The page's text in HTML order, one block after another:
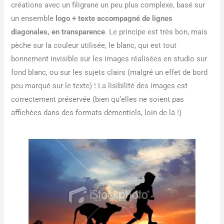
créations avec un filigrane un peu plus complexe, basé sur
un ensemble logo + texte accompagné de lignes
diagonales, en transparence. Le principe est très bon, mais
pèche sur la couleur utilisée, le blanc, qui est tout
bonnement invisible sur les images réalisées en studio sur
fond blanc, ou sur les sujets clairs (malgré un effet de bord
peu marqué sur le texte) ! La lisibilité des images est
correctement préservée (bien qu’elles ne soient pas
affichées dans des formats démentiels, loin de là !)